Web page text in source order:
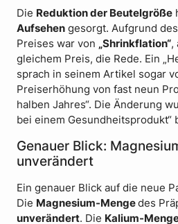
Die Reduktion der Beutelgröße
Aufsehen gesorgt. Aufgrund
Preises war von „Shrinkflation“,
gleichem Preis, die Rede. Ein
sprach in seinem Artikel sogar
Preiserhöhung von fast neun
halben Jahres“. Die Änderung
bei einem Gesundheitsprodukt“
Genauer Blick:
unverändert
Ein genauer Blick auf die neue
Die Magnesium-Mengedes
unverändert. Die Kalium-